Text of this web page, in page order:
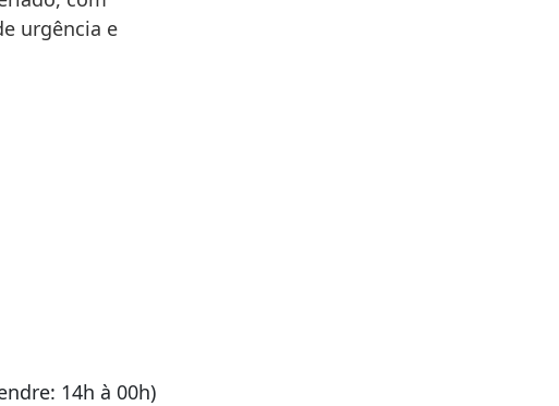
urgência e
14h à 00h)